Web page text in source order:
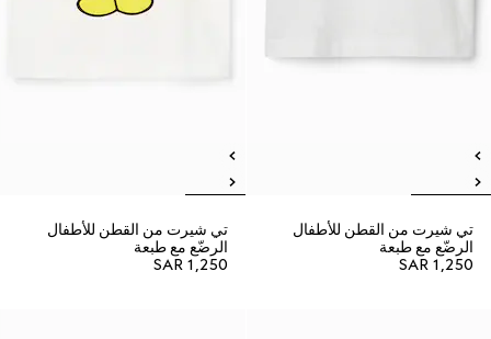
تي شيرت من القطن للأطفال
الرضّع مع طبعة
SAR 1,250
تي شيرت من القطن للأطفال
الرضّع مع طبعة
SAR 1,250